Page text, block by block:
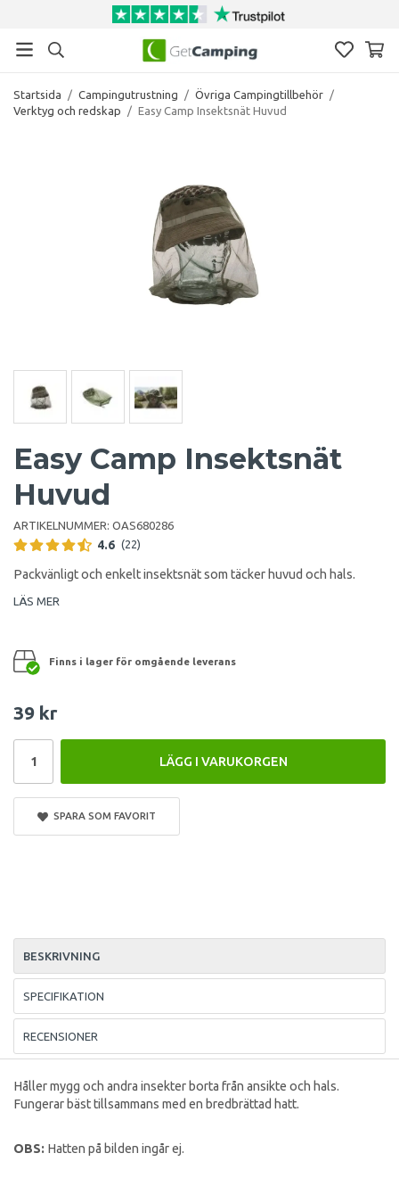
Startsida / Campingutrustning / Övriga Campingtillbehör /
Verktyg och redskap
/ Easy Camp Insektsnät Huvud
Easy Camp Insektsnät
Huvud
ARTIKELNUMMER: OAS680286
4.6 (22)
Packvänligt och enkelt insektsnät som täcker huvud och hals.
LÄS MER
Finns i lager för omgående leverans
39 kr
LÄGG I VARUKORGEN
SPARA SOM FAVORIT
BESKRIVNING
SPECIFIKATION
RECENSIONER
Håller mygg och andra insekter borta från ansikte och hals.
Fungerar bäst tillsammans med en bredbrättad hatt.
OBS: Hatten på bilden ingår ej.